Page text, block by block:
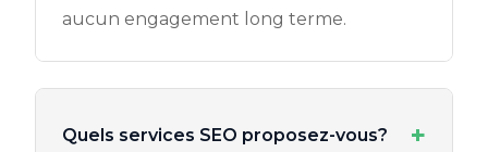
aucun engagement long terme.
Quels services SEO proposez-vous? +